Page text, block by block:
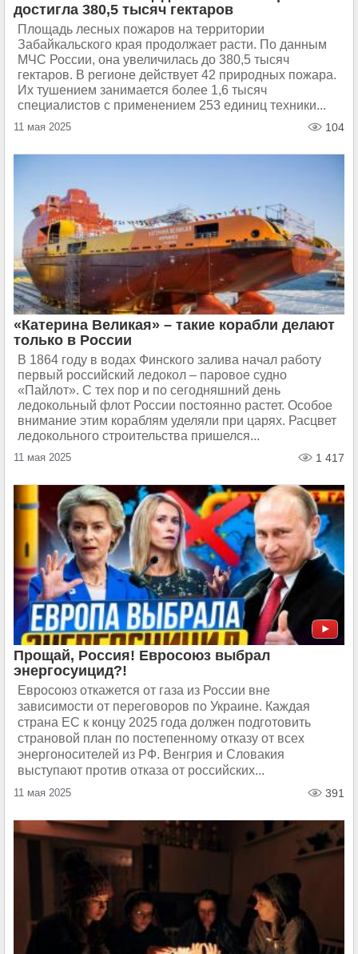
достигла 380,5 тысяч гектаров
Площадь лесных пожаров на территории
Забайкальского края продолжает расти. По данным
МЧС России, она увеличилась до 380,5 тысяч
гектаров. В регионе действует 42 природных пожара.
Их тушением занимается более 1,6 тысяч
специалистов с применением 253 единиц техники...
11 мая 2025 104
«Катерина Великая» – такие корабли делают
только в России
В 1864 году в водах Финского залива начал работу
первый российский ледокол – паровое судно
«Пайлот». С тех пор и по сегодняшний день
ледокольный флот России постоянно растет. Особое
внимание этим кораблям уделяли при царях. Расцвет
ледокольного строительства пришелся...
11 мая 2025 1 417
Прощай, Россия! Евросоюз выбрал
энергосуицид?!
Евросоюз откажется от газа из России вне
зависимости от переговоров по Украине. Каждая
страна ЕС к концу 2025 года должен подготовить
страновой план по постепенному отказу от всех
энергоносителей из РФ. Венгрия и Словакия
выступают против отказа от российских...
11 мая 2025 391